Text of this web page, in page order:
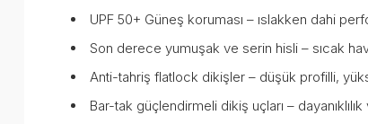
UPF 50+ Güneş koruması – ıslakken dahi
Son derece yumuşak ve serin hisli – sıcak
Anti-tahriş flatlock dikişler – düşük profilli,
Bar-tak güçlendirmeli dikiş uçları –